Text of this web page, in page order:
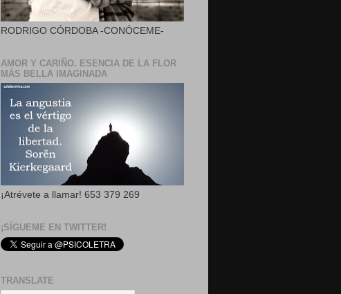
RODRIGO CÓRDOBA -CONÓCEME-
AMOR Y CARIÑO. ESENCIA DE LA FLOR
MÁS BELLA IMAGINADA
¡Atrévete a llamar! 653 379 269
¡SÍGUEME EN TWITTER!
TRANSLATE